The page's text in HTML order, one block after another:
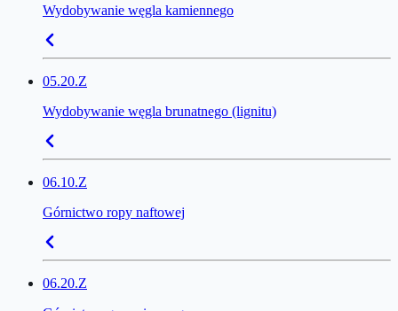
Wydobywanie węgla kamiennego
05.20.Z
Wydobywanie węgla brunatnego (lignitu)
06.10.Z
Górnictwo ropy naftowej
06.20.Z